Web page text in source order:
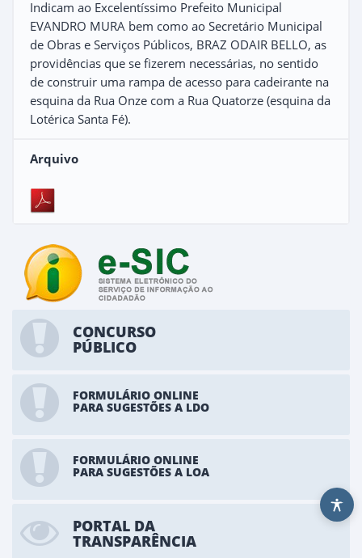
Indicam ao Excelentíssimo Prefeito Municipal
EVANDRO MURA bem como ao Secretário Municipal
de Obras e Serviços Públicos, BRAZ ODAIR BELLO, as
providências que se fizerem necessárias, no sentido
de construir uma rampa de acesso para cadeirante na
esquina da Rua Onze com a Rua Quatorze (esquina da
Lotérica Santa Fé).
Arquivo
CONCURSO
PÚBLICO
FORMULÁRIO ONLINE
PARA SUGESTÕES A LDO
FORMULÁRIO ONLINE
PARA SUGESTÕES A LOA
PORTAL DA
TRANSPARÊNCIA